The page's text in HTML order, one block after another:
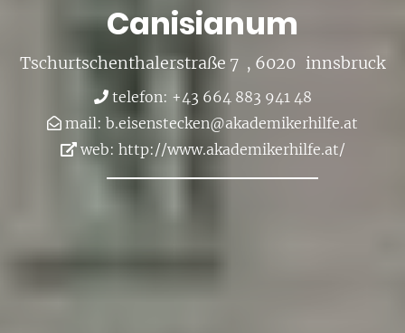
Ca­ni­sia­num
Tschurt­schentha­ler­stra­ße 7 , 6020 inns­bruck
te­le­fon: +43 664 883 941 48
mail: b.​eisenste­cken@​aka​demi​kerh​ilfe.​at
web: http://​www.​aka​demi​kerh​ilfe.​at/